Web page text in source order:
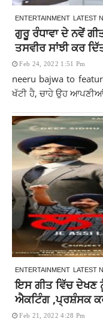
ENTERTAINMENT LATEST
ਗੁਰੂ ਰੰਧਾਵਾ ਦੇ ਨਵੇਂ
ਤਸਵੀਰ ਸਾਂਝੀ ਕਰ
Feb 24, 2022 1:51 Pm
neeru bajwa to
ਖੱਟੀ ਹੈ, ਚਾਹੇ ਉਹ ਆਪਣੀਆਂ
ENTERTAINMENT LATEST
ਇਸ ਗੀਤ ਵਿੱਚ ਦੇਖਣ
ਐਕਟਿੰਗ ,ਪ੍ਰਸ਼ੰਸਕ
Feb 21, 2022 4:28 Pm